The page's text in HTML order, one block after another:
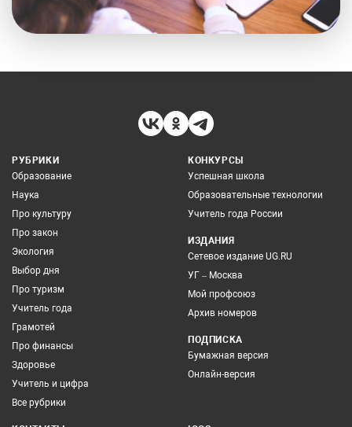
РУБРИКИ
Образование
Наука
Про культуру
Про закон
Экология
Выбор дня
Про туризм
Учитель года
Грамотей
Про финансы
Здоровье
Учитель и цифра
Все рубрики
КОНКУРСЫ
Успешная школа
Образовательные технологии
Учитель года России
ИЗДАНИЯ
Сетевое издание UG.RU
УГ – Москва
Мой профсоюз
Архив номеров
ПОДПИСКА
Бумажная версия
Онлайн-версия